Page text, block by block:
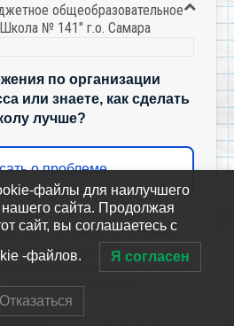
общеобразовательное
№ 141" г.о. Самара
по организации
или знаете, как сделать
лучше?
о проблеме
данных-в-отношении-
персональных-данных
общеобразовательное учреждение
городского округа Самара
файлы для наилучшего
сайта. Продолжая
сайт, вы соглашаетесь с
-файлов. Я согласен
Отказаться